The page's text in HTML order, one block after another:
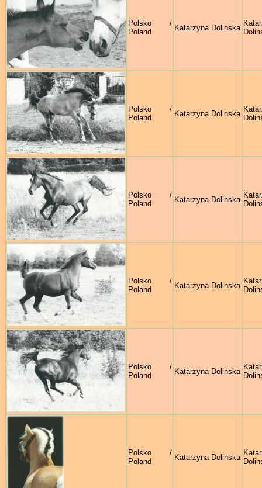
Polsko /
Poland
Katarzyna Dolinska
Polsko /
Poland
Katarzyna Dolinska
Polsko /
Poland
Katarzyna Dolinska
Polsko /
Poland
Katarzyna Dolinska
Polsko /
Poland
Katarzyna Dolinska
Polsko /
Poland
Katarzyna Dolinska